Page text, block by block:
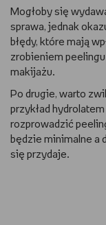
Mogłoby się
sprawa, jednak
błędy, które mają
zrobieniem
makijażu.
Po drugie, warto
przykład
rozprowadzić
będzie minimalne a
się przydaje.